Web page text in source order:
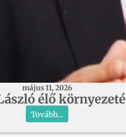
május 11, 2026
élő
Tovább...